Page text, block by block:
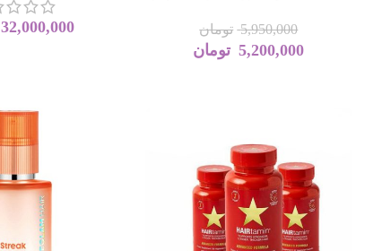
5,950,000 تومان
5,200,000 تومان
32,000,000